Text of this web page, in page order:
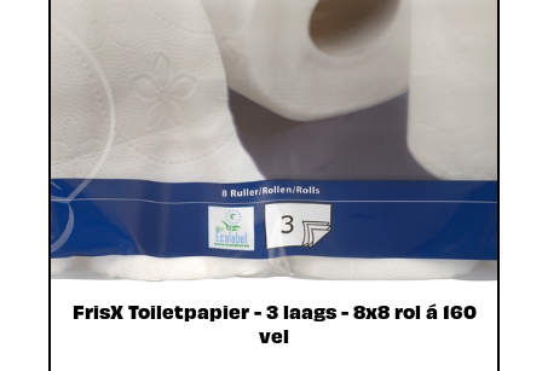
FrisX Toiletpapier - 3 laags - 8x8 rol á 160
vel